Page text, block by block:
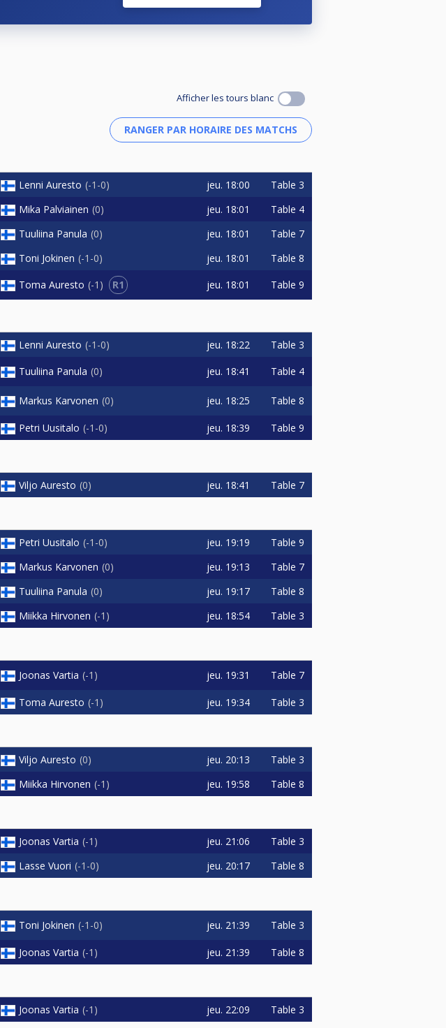
Afficher les tours blanc
Lenni Auresto -1-0 jeu. 18:00 Table 3
Mika Palviainen 0 jeu. 18:01 Table 4
Tuuliina Panula 0 jeu. 18:01 Table 7
Toni Jokinen -1-0 jeu. 18:01 Table 8
Toma Auresto -1 R1 jeu. 18:01 Table 9
Lenni Auresto -1-0 jeu. 18:22 Table 3
Tuuliina Panula 0 jeu. 18:41 Table 4
Markus Karvonen 0 jeu. 18:25 Table 8
Petri Uusitalo -1-0 jeu. 18:39 Table 9
Viljo Auresto 0 jeu. 18:41 Table 7
Petri Uusitalo -1-0 jeu. 19:19 Table 9
Markus Karvonen 0 jeu. 19:13 Table 7
Tuuliina Panula 0 jeu. 19:17 Table 8
Miikka Hirvonen -1 jeu. 18:54 Table 3
Joonas Vartia -1 jeu. 19:31 Table 7
Toma Auresto -1 jeu. 19:34 Table 3
Viljo Auresto 0 jeu. 20:13 Table 3
Miikka Hirvonen -1 jeu. 19:58 Table 8
Joonas Vartia -1 jeu. 21:06 Table 3
Lasse Vuori -1-0 jeu. 20:17 Table 8
Toni Jokinen -1-0 jeu. 21:39 Table 3
Joonas Vartia -1 jeu. 21:39 Table 8
Joonas Vartia -1 jeu. 22:09 Table 3